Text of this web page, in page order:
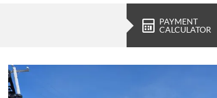
PAYMENT
CALCULATOR